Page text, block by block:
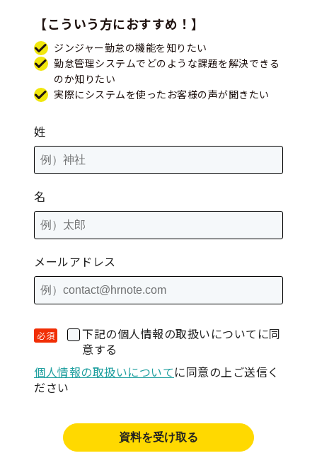
【こういう方におすすめ！】
ジンジャー勤怠の機能を知りたい
勤怠管理システムでどのような課題を解決できる
のか知りたい
実際にシステムを使ったお客様の声が聞きたい
姓
名
メールアドレス
下記の個人情報の取扱いについてに同
意する
個人情報の取扱いについてに同意の上ご送信く
ださい